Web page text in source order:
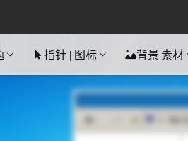
指针 | 图标 背景|素材